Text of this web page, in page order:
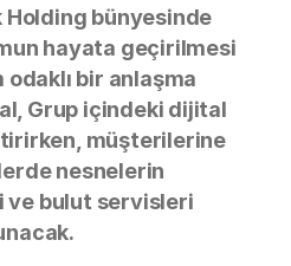
Holding bünyesinde
hayata geçirilmesi
bir anlaşma
Grup içindeki dijital
müşterilerine
nesnelerin
ve bulut servisleri